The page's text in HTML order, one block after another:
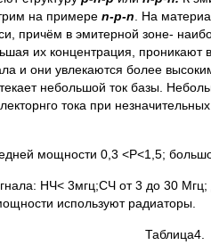
на примере n-p-n . На
причём в эмитерной зоне-
их концентрация,
и они увлекаются более
небольшой ток базы.
тока при
мощности 0,3 <P<1,5;
НЧ< 3мгц;СЧ от 3 до 30
используют радиаторы.